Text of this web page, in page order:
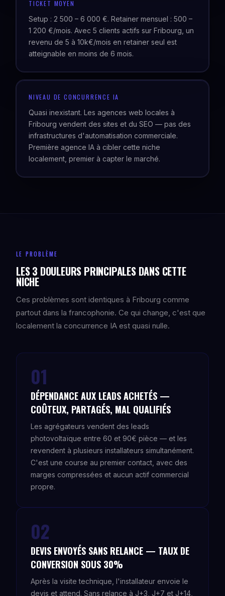
TICKET MOYEN
Setup : 2 500 – 6 000 €. Retainer mensuel : 500 –
1 200 €/mois. Avec 5 clients actifs sur Fribourg, un
revenu de 5 à 10k€/mois en retainer seul est
atteignable en moins de 6 mois.
NIVEAU DE CONCURRENCE IA
Quasi inexistant. Les agences web locales à
Fribourg vendent des sites et du SEO — pas des
infrastructures d'automatisation commerciale.
Première agence IA à cibler cette niche
localement, premier à capter le marché.
LE PROBLÈME
LES 3 DOULEURS PRINCIPALES DANS CETTE
NICHE
Ces problèmes sont identiques à Fribourg comme
partout dans la francophonie. Ce qui change, c'est que
localement la concurrence IA est quasi nulle.
01
DÉPENDANCE AUX LEADS ACHETÉS —
COÛTEUX, PARTAGÉS, MAL QUALIFIÉS
Les agrégateurs vendent des leads
photovoltaïque entre 60 et 90€ pièce — et les
revendent à plusieurs installateurs simultanément.
C'est une course au premier contact, avec des
marges compressées et aucun actif commercial
propre.
02
DEVIS ENVOYÉS SANS RELANCE — TAUX DE
CONVERSION SOUS 30%
Après la visite technique, l'installateur envoie le
devis et attend. Sans relance à J+3, J+7 et J+14,